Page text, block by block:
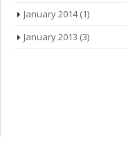
January 2014(1)
January 2013 (3)